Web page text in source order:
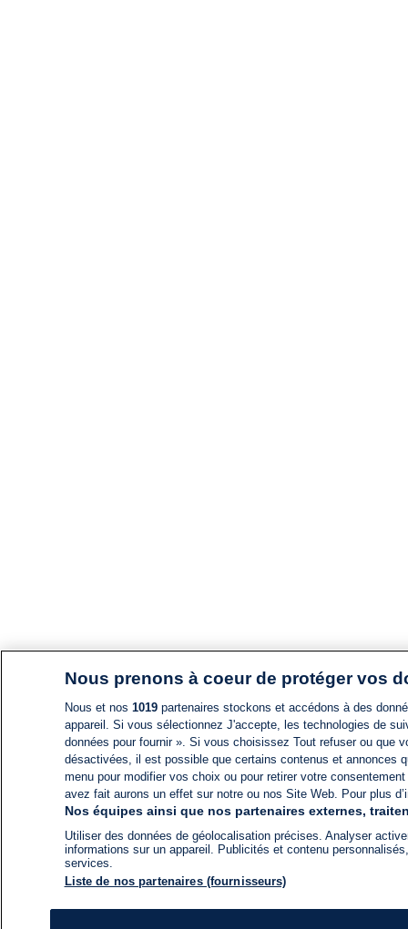
Nous prenons à coeur de protéger vos
Nous et nos 1019partenaires stockons et accédons à des
appareil. Si vous sélectionnez J'accepte, les technologies de
données pour fournir ». Si vous choisissez Tout refuser ou
désactivées, il est possible que certains contenus et annonces
menu pour modifier vos choix ou pour retirer votre
avez fait aurons un effet sur notre ou nos Site Web. Pour plus
Nos équipes ainsi que nos partenaires externes,
Utiliser des données de géolocalisation précises. Analyser
informations sur un appareil. Publicités et contenu
services.
Liste de nos partenaires (fournisseurs)